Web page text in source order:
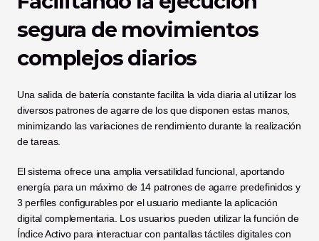
segura de movimientos
complejos diarios
Una salida de batería constante facilita la vida diaria al utilizar los
diversos patrones de agarre de los que disponen estas manos,
minimizando las variaciones de rendimiento durante la realización
de tareas.
El sistema ofrece una amplia versatilidad funcional, aportando
energía para un máximo de 14 patrones de agarre predefinidos y
3 perfiles configurables por el usuario mediante la aplicación
digital complementaria. Los usuarios pueden utilizar la función de
Índice Activo para interactuar con pantallas táctiles digitales con